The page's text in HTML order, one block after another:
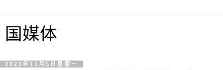
国媒体
2023年11月6日星期一